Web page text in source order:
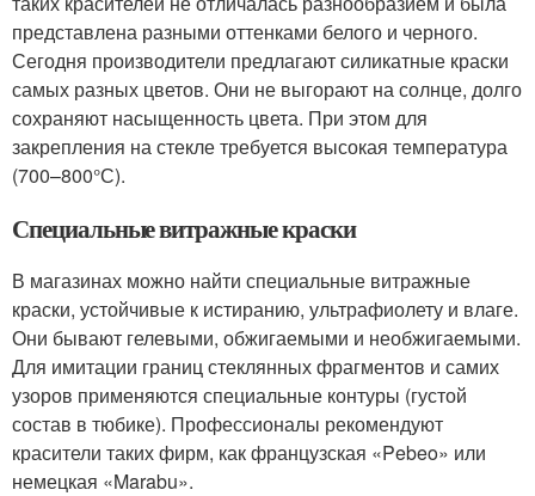
представлена разными оттенками белого и черного.
Сегодня производители предлагают силикатные краски
самых разных цветов. Они не выгорают на солнце, долго
сохраняют насыщенность цвета. При этом для
закрепления на стекле требуется высокая температура
(700–800°С).
Специальные витражные краски
В магазинах можно найти специальные витражные
краски, устойчивые к истиранию, ультрафиолету и влаге.
Они бывают гелевыми, обжигаемыми и необжигаемыми.
Для имитации границ стеклянных фрагментов и самих
узоров применяются специальные контуры (густой
состав в тюбике). Профессионалы рекомендуют
красители таких фирм, как французская «Pebeo» или
немецкая «Marabu».